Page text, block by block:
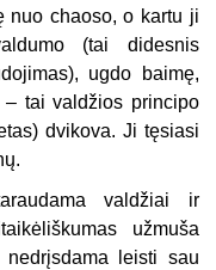
nuo chaoso, o kartu ji
(tai didesnis
ugdo baimę,
– tai valdžios principo
dvikova. Ji tęsiasi
valdžiai ir
užmuša
leisti sau